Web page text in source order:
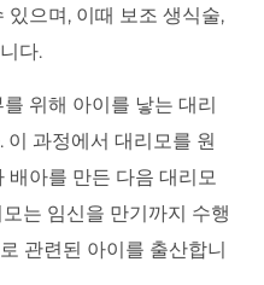
으며, 이때 보조 생식술,
다.
위해 아이를 낳는 대리
과정에서 대리모를 원
배아를 만든 다음 대리모
는 임신을 만기까지 수행
관련된 아이를 출산합니